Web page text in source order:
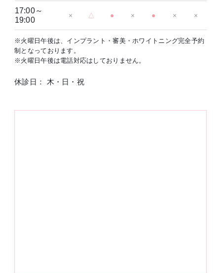
17:00～
19:00
× △ ● × ● × ×
※火曜日午後は、インプラント・審美・ホワイトニング完全予約
制となっております。
※火曜日午後は電話対応はしておりません。
休診日： 木・日・祝